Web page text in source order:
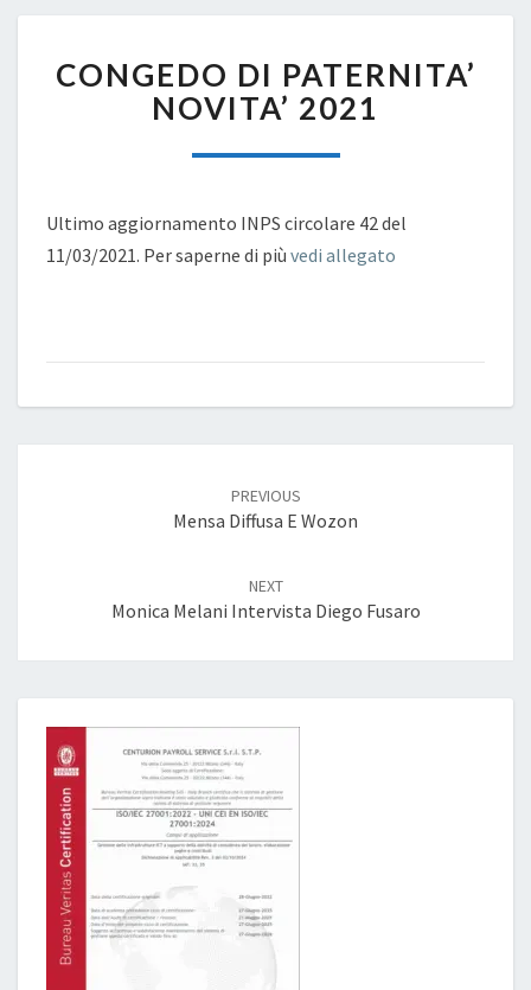
PATERNITA’
NOVITA’
2021
CONGEDO DI PATERNITA’
NOVITA’ 2021
Ultimo aggiornamento INPS circolare 42 del
11/03/2021. Per saperne di più vedi allegato
PREVIOUS
Mensa Diffusa E Wozon
NEXT
Monica Melani Intervista Diego Fusaro